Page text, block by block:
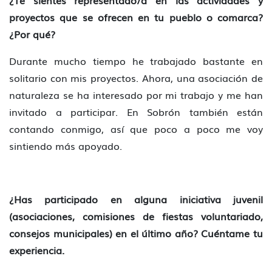
proyectos que se ofrecen en tu pueblo o comarca?
¿Por qué?
Durante mucho tiempo he trabajado bastante en
solitario con mis proyectos. Ahora, una asociación de
naturaleza se ha interesado por mi trabajo y me han
invitado a participar. En Sobrón también están
contando conmigo, así que poco a poco me voy
sintiendo más apoyado.
¿Has participado en alguna iniciativa juvenil
(asociaciones, comisiones de fiestas voluntariado,
consejos municipales) en el último año? Cuéntame tu
experiencia.